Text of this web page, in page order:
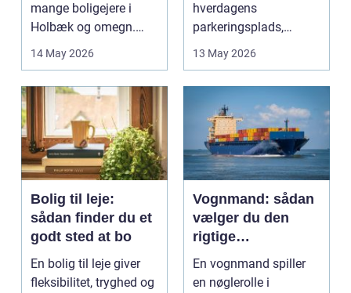
mange boligejere i
Holbæk og omegn.
Flere ønsker at sæn...
14 May 2026
hverdagens
parkeringsplads,
terrasse eller
gårdsplads både pæn
og pra...
13 May 2026
Bolig til leje:
sådan finder du et
godt sted at bo
En bolig til leje giver
fleksibilitet, tryghed og
Vognmand: sådan
vælger du den
rigtige
samarbejdspartner
En vognmand spiller
en nøglerolle i